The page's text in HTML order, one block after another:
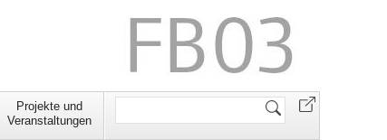
Projekte und
Veranstaltungen
Website